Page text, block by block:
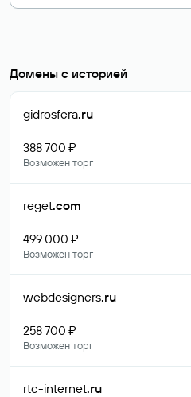
Домены с историей
gidrosfera.ru
388 700 ₽
Возможен торг
reget.com
499 000 ₽
Возможен торг
webdesigners.ru
258 700 ₽
Возможен торг
rtc-internet.ru